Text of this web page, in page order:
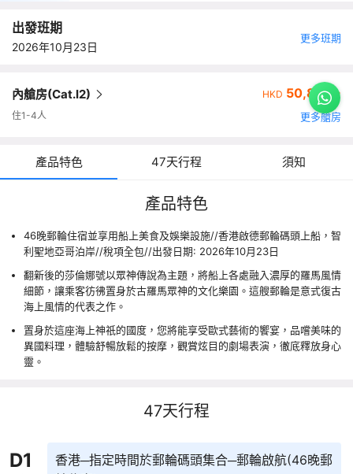
出發班期
2026年10月23日
更多班期
內艙房(Cat.I2)
住1-4人
HKD 50,899+
更多艙房
產品特色 47天行程 須知
產品特色
46晚郵輪住宿並享用船上美食及娛樂設施//香港啟德郵輪碼頭上船，智
利聖地亞哥泊岸//稅項全包//出發日期: 2026年10月23日
翻新後的莎倫娜號以眾神傳說為主題，將船上各處融入濃厚的羅馬風情
細節，讓乘客彷彿置身於古羅馬眾神的文化樂園。這艘郵輪是意式復古
海上風情的代表之作。
置身於這座海上神祇的國度，您將能享受歐式藝術的饗宴，品嚐美味的
異國料理，體驗舒暢放鬆的按摩，觀賞炫目的劇場表演，徹底釋放身心
靈。
47天行程
D1
香港─指定時間於郵輪碼頭集合─郵輪啟航(46晚郵